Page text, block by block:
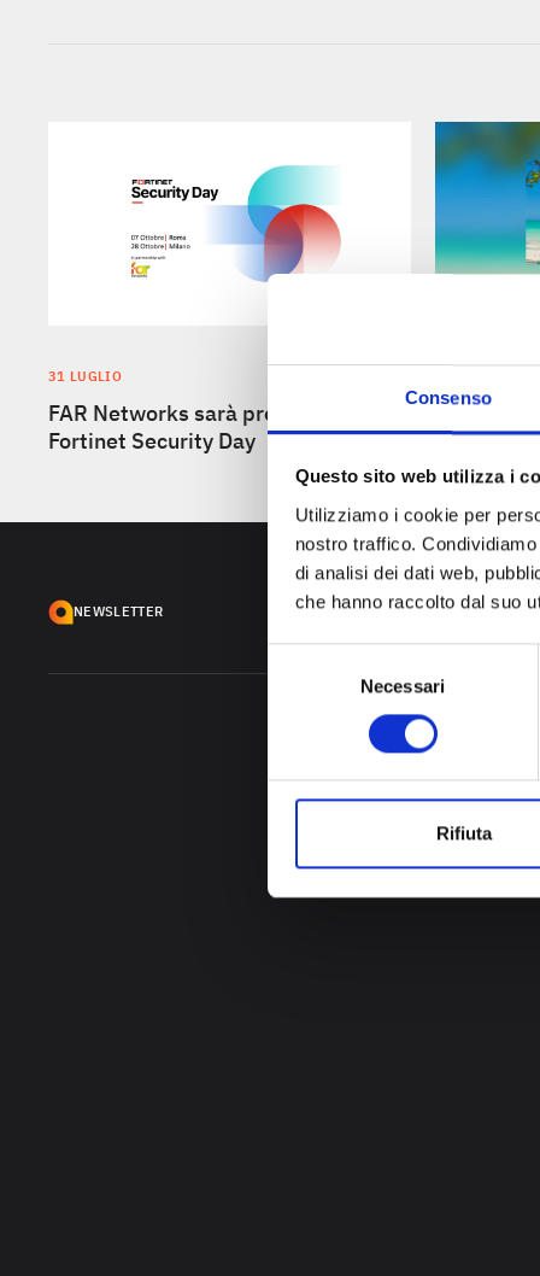
Consenso
Questo sito web utilizza i
Utilizziamo i cookie per
nostro traffico.
di analisi dei dati web,
che hanno raccolto dal suo
Necessari
Rifiuta
31 LUGLIO
FAR Networks sarà presente al
Fortinet Security Day
Vacanze!
NEWSLETTER